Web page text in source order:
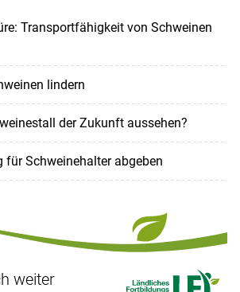
Transportfähigkeit von Schweinen
lindern
der Zukunft aussehen?
für Schweinehalter abgeben
weiter